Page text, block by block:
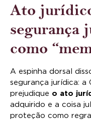
Ato
segurança
como
A espinha dorsal
segurança jurídica: a
prejudique o ato
adquirido e a coisa
proteção como regra